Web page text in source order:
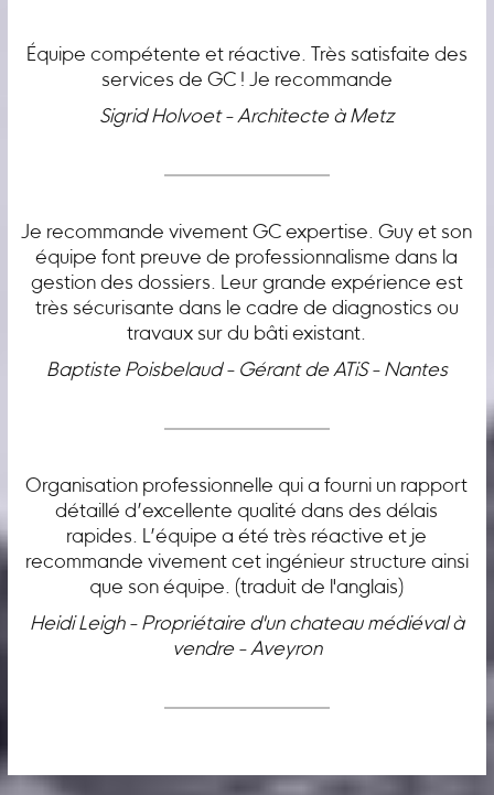
Équipe compétente et réactive. Très satisfaite des
services de GC ! Je recommande
Sigrid Holvoet - Architecte à Metz
Je recommande vivement GC expertise. Guy et son
équipe font preuve de professionnalisme dans la
gestion des dossiers. Leur grande expérience est
très sécurisante dans le cadre de diagnostics ou
travaux sur du bâti existant.
Baptiste Poisbelaud - Gérant de ATiS - Nantes
Organisation professionnelle qui a fourni un rapport
détaillé d’excellente qualité dans des délais
rapides. L’équipe a été très réactive et je
recommande vivement cet ingénieur structure ainsi
que son équipe. (traduit de l'anglais)
Heidi Leigh - Propriétaire d'un chateau médiéval à
vendre - Aveyron